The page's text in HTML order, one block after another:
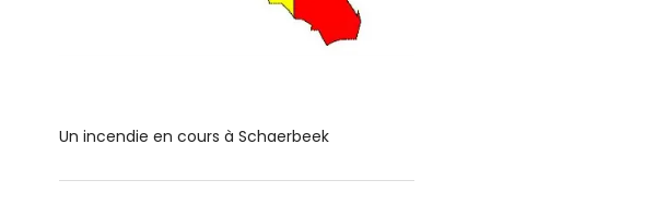
Un incendie en cours à Schaerbeek